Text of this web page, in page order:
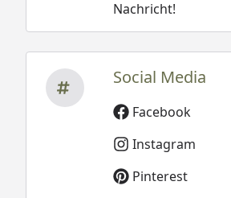
Nachricht!
Social Media
Facebook
Instagram
Pinterest